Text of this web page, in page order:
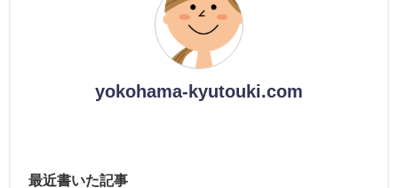
yokohama-kyutouki.com
最近書いた記事